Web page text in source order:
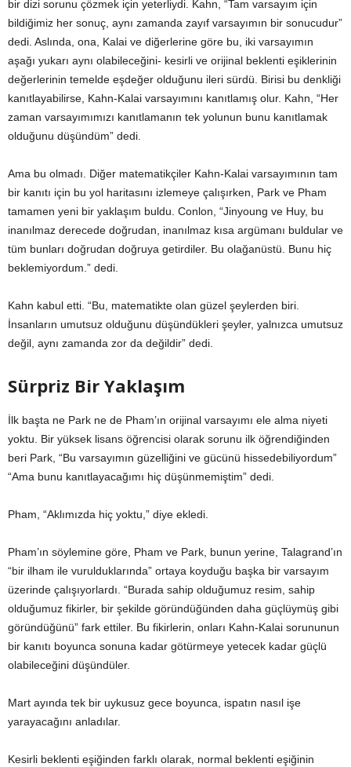
bir dizi sorunu çözmek için yeterliydi. Kahn, “Tam varsayım için
bildiğimiz her sonuç, aynı zamanda zayıf varsayımın bir sonucudur”
dedi. Aslında, ona, Kalai ve diğerlerine göre bu, iki varsayımın
aşağı yukarı aynı olabileceğini- kesirli ve orijinal beklenti eşiklerinin
değerlerinin temelde eşdeğer olduğunu ileri sürdü. Birisi bu denkliği
kanıtlayabilirse, Kahn-Kalai varsayımını kanıtlamış olur. Kahn, “Her
zaman varsayımımızı kanıtlamanın tek yolunun bunu kanıtlamak
olduğunu düşündüm” dedi.
Ama bu olmadı. Diğer matematikçiler Kahn-Kalai varsayımının tam
bir kanıtı için bu yol haritasını izlemeye çalışırken, Park ve Pham
tamamen yeni bir yaklaşım buldu. Conlon, “Jinyoung ve Huy, bu
inanılmaz derecede doğrudan, inanılmaz kısa argümanı buldular ve
tüm bunları doğrudan doğruya getirdiler. Bu olağanüstü. Bunu hiç
beklemiyordum.” dedi.
Kahn kabul etti. “Bu, matematikte olan güzel şeylerden biri.
İnsanların umutsuz olduğunu düşündükleri şeyler, yalnızca umutsuz
değil, aynı zamanda zor da değildir” dedi.
Sürpriz Bir Yaklaşım
İlk başta ne Park ne de Pham’ın orijinal varsayımı ele alma niyeti
yoktu. Bir yüksek lisans öğrencisi olarak sorunu ilk öğrendiğinden
beri Park, “Bu varsayımın güzelliğini ve gücünü hissedebiliyordum”
“Ama bunu kanıtlayacağımı hiç düşünmemiştim” dedi.
Pham, “Aklımızda hiç yoktu,” diye ekledi.
Pham’ın söylemine göre, Pham ve Park, bunun yerine, Talagrand’ın
“bir ilham ile vurulduklarında” ortaya koyduğu başka bir varsayım
üzerinde çalışıyorlardı. “Burada sahip olduğumuz resim, sahip
olduğumuz fikirler, bir şekilde göründüğünden daha güçlüymüş gibi
göründüğünü” fark ettiler. Bu fikirlerin, onları Kahn-Kalai sorununun
bir kanıtı boyunca sonuna kadar götürmeye yetecek kadar güçlü
olabileceğini düşündüler.
Mart ayında tek bir uykusuz gece boyunca, ispatın nasıl işe
yarayacağını anladılar.
Kesirli beklenti eşiğinden farklı olarak, normal beklenti eşiğinin